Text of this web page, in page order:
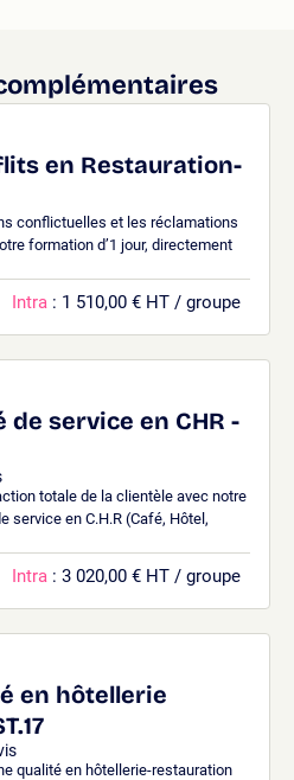
en Restauration-
conflictuelles et les réclamations
formation d’1 jour, directement
Intra : 1 510,00 € HT / groupe
service en CHR -
totale de la clientèle avec notre
service en C.H.R (Café, Hôtel,
Intra : 3 020,00 € HT / groupe
en hôtellerie
qualité en hôtellerie-restauration